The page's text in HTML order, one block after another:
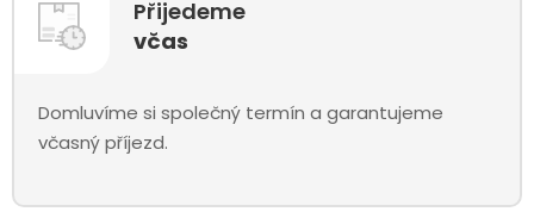
Přijedeme
včas
Domluvíme si společný termín a garantujeme
včasný příjezd.